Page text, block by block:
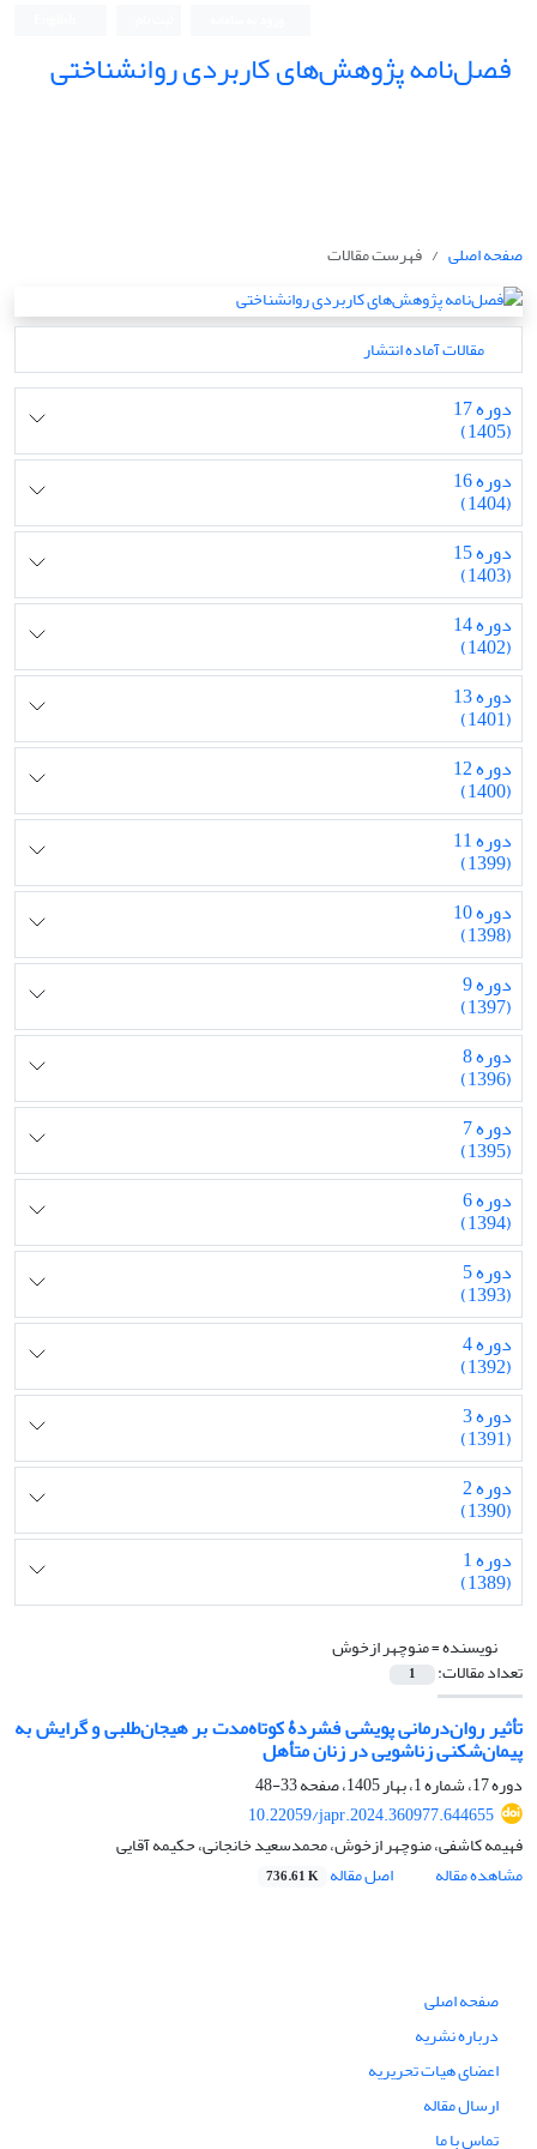
فصل‌نامه پژوهش‌های کاربردی روانشناختی
صفحه اصلی فهرست مقالات
مقالات آماده انتشار
دوره 17
(1405)
دوره 16
(1404)
دوره 15
(1403)
دوره 14
(1402)
دوره 13
(1401)
دوره 12
(1400)
دوره 11
(1399)
دوره 10
(1398)
دوره 9
(1397)
دوره 8
(1396)
دوره 7
(1395)
دوره 6
(1394)
دوره 5
(1393)
دوره 4
(1392)
دوره 3
(1391)
دوره 2
(1390)
دوره 1
(1389)
نویسنده =منوچهر ازخوش
تعداد مقالات: 1
تأثیر روان‌درمانی پویشی فشردۀ کوتاه‌مدت بر هیجان‌طلبی و گرایش به
پیمان‌شکنی زناشویی ‏در زنان متأهل
دوره 17، شماره 1، بهار 1405، صفحه
33-48
10.22059/japr.2024.360977.644655
فهیمه کاشفی، منوچهر ازخوش، محمدسعید خانجانی، حکیمه آقایی
مشاهده مقاله
اصل مقاله 736.61 K
صفحه اصلی
درباره نشریه
اعضای هیات تحریریه
ارسال مقاله
تماس با ما